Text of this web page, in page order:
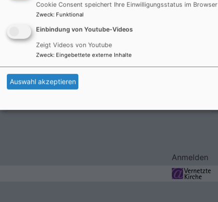
Di, 22.9. 19-21 Uhr
Landshut Pfarramt Christuskirche Landshut, Sitzungszimmer
Do, 24.9. 16-17 Uhr
Andacht im Klinikum
Anmelden
Cookie Consent speichert Ihre Einwilligungsstatus im Browser
Zweck: Funktional
Einbindung von Youtube-Videos
Zeigt Videos von Youtube
Zweck: Eingebettete externe Inhalte
Auswahl akzeptieren